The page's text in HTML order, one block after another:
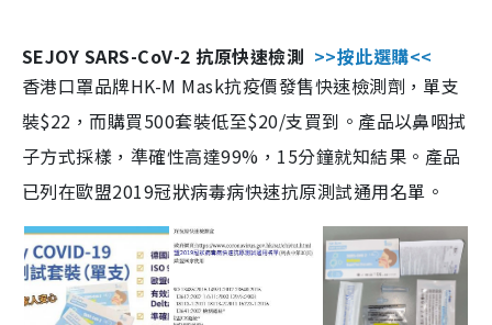
SEJOY SARS-CoV-2 抗原快速檢測 >>按此選購<<
香港口罩品牌HK-M Mask抗疫價發售快速檢測劑，單支
裝$22，而購買500套裝低至$20/支買到。產品以鼻咽拭
子方式採樣，準確性高達99%，15分鐘就知結果。產品
已列在歐盟2019冠狀病毒病快速抗原測試通用名單。